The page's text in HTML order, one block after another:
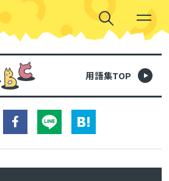
用語集TOP